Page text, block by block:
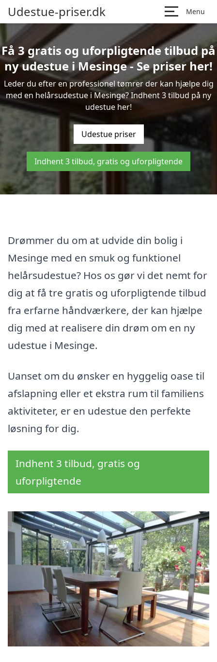
Udestue-priser.dk Menu
Få 3 gratis og uforpligtende tilbud på
ny udestue i Mesinge - Se priser her!
Leder du efter en professionel tømrer der kan hjælpe dig
med en helårsudestue i Mesinge? Indhent 3 tilbud på ny
udestue her!
Udestue priser
Indhent 3 tilbud, gratis og uforpligtende
Drømmer du om at udvide din bolig i
Mesinge med en smuk og funktionel
helårsudestue? Hos os gør vi det nemt for
dig at få tre gratis og uforpligtende tilbud
fra erfarne håndværkere, der kan hjælpe
dig med at realisere din drøm om en ny
udestue i Mesinge.
Uanset om du ønsker en hyggelig oase til
afslapning eller et ekstra rum til familiens
aktiviteter, er en udestue den perfekte
løsning for dig.
Indhent 3 tilbud, gratis og
uforpligtende